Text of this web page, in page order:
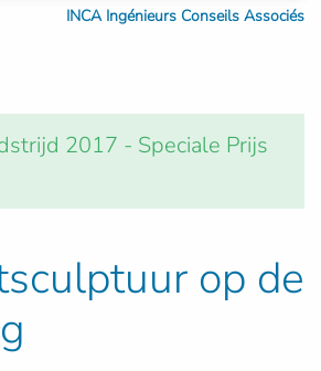
INCA Ingénieurs Conseils Associés
2017 - Speciale Prijs
op de